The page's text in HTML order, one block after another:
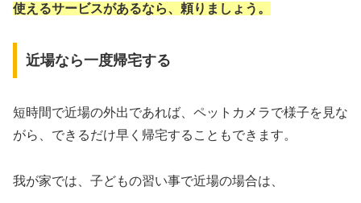
使えるサービスがあるなら、頼りましょう。
近場なら一度帰宅する
短時間で近場の外出であれば、ペットカメラで様子を見な
がら、できるだけ早く帰宅することもできます。
我が家では、子どもの習い事で近場の場合は、